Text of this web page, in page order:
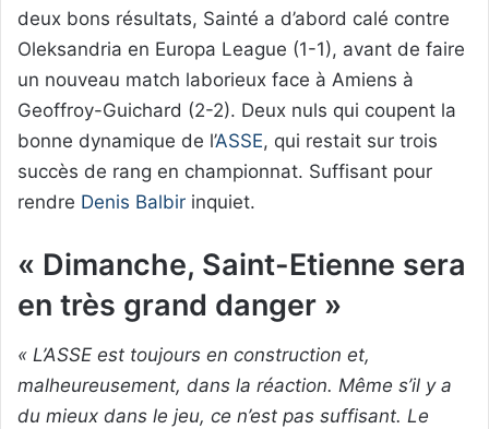
deux bons résultats, Sainté a d’abord calé contre
Oleksandria en Europa League (1-1), avant de faire
un nouveau match laborieux face à Amiens à
Geoffroy-Guichard (2-2). Deux nuls qui coupent la
bonne dynamique de l’ASSE, qui restait sur trois
succès de rang en championnat. Suffisant pour
rendre Denis Balbir inquiet.
« Dimanche, Saint-Etienne sera
en très grand danger »
« L’ASSE est toujours en construction et,
malheureusement, dans la réaction. Même s’il y a
du mieux dans le jeu, ce n’est pas suffisant. Le